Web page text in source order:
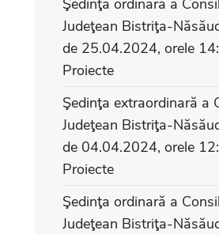
Judeţean Bistriţa-
de 25.04.2024, orele
Proiecte
Şedinţa extraordinară a
Judeţean Bistriţa-
de 04.04.2024, orele
Proiecte
Şedinţa ordinară a
Judeţean Bistriţa-